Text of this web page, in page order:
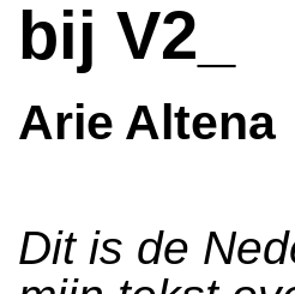
bij V2_
Arie Altena
Dit is de